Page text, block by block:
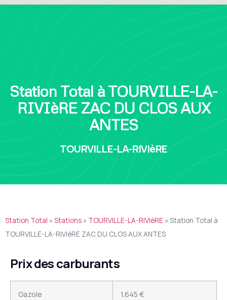
Station Total à TOURVILLE-LA-
RIVIèRE ZAC DU CLOS AUX
ANTES
TOURVILLE-LA-RIVIèRE
Station Total » Stations » TOURVILLE-LA-RIVIèRE » Station Total à
TOURVILLE-LA-RIVIèRE ZAC DU CLOS AUX ANTES
Prix des carburants
Gazole 1.645 €